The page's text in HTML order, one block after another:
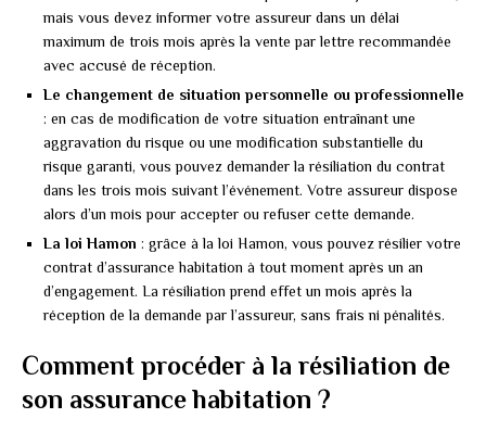
mais vous devez informer votre assureur dans un délai
maximum de trois mois après la vente par lettre recommandée
avec accusé de réception.
Le changement de situation personnelle ou professionnelle
: en cas de modification de votre situation entraînant une
aggravation du risque ou une modification substantielle du
risque garanti, vous pouvez demander la résiliation du contrat
dans les trois mois suivant l’événement. Votre assureur dispose
alors d’un mois pour accepter ou refuser cette demande.
La loi Hamon : grâce à la loi Hamon, vous pouvez résilier votre
contrat d’assurance habitation à tout moment après un an
d’engagement. La résiliation prend effet un mois après la
réception de la demande par l’assureur, sans frais ni pénalités.
Comment procéder à la résiliation de
son assurance habitation ?